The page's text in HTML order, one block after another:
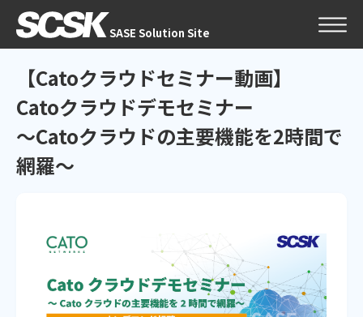
SASE Solution Site
【Catoクラウドセミナー動画】
Catoクラウドデモセミナー
～Catoクラウドの主要機能を2時間で
網羅～